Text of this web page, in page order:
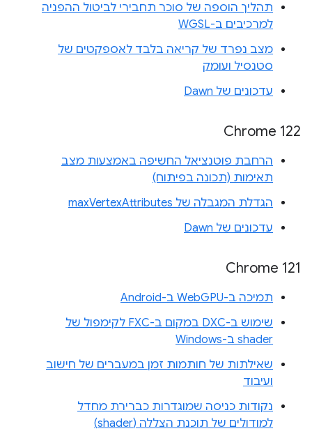
תהליך הוספה של סוכר תחבירי לביטול ההפניה
למרכיבים ב-WGSL
מצב נפרד של קריאה בלבד לאספקטים של
סטנסיל ועומק
עדכונים של Dawn
Chrome 122
הרחבת פוטנציאל החשיפה באמצעות מצב
תאימות (תכונה בפיתוח)
הגדלת המגבלה של maxVertexAttributes
עדכונים של Dawn
Chrome 121
תמיכה ב-WebGPU ב-Android
שימוש ב-DXC במקום ב-FXC לקימפול של
shader ב-Windows
שאילתות של חותמות זמן במעברים של חישוב
ועיבוד
נקודות כניסה שמוגדרות כברירת מחדל
למודולים של תוכנת הצללה (shader)